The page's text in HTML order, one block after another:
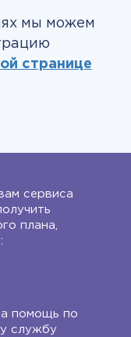
мы можем
странице
сервиса
плана,
помощь по
службу